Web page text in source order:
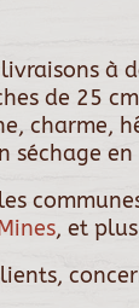
à
de 25
charme,
séchage
, et